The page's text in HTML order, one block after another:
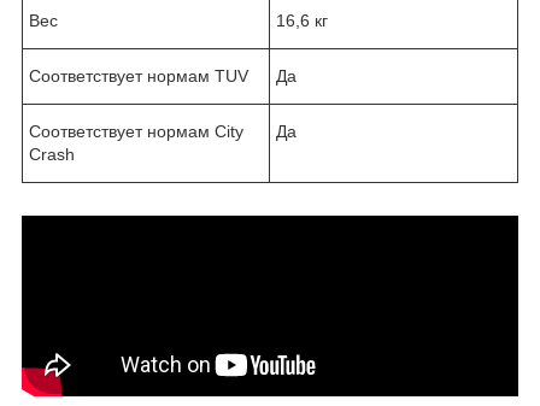
Вес 16,6 кг
Соответствует нормам TUV Да
Соответствует нормам City
Crash
Да